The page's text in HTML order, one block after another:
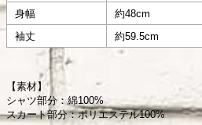
身幅
約48cm
袖丈
約59.5cm
【素材】
シャツ部分：綿100%
スカート部分：ポリエステル100%